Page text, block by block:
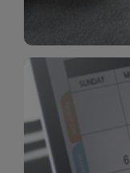
Zakładka